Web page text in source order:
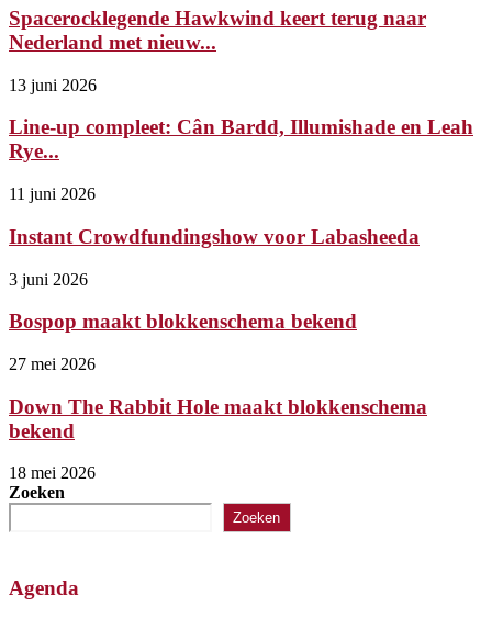
Spacerocklegende Hawkwind keert terug naar
Nederland met nieuw...
13 juni 2026
Line-up compleet: Cân Bardd, Illumishade en Leah
Rye...
11 juni 2026
Instant Crowdfundingshow voor Labasheeda
3 juni 2026
Bospop maakt blokkenschema bekend
27 mei 2026
Down The Rabbit Hole maakt blokkenschema
bekend
18 mei 2026
Zoeken
Zoeken
Agenda